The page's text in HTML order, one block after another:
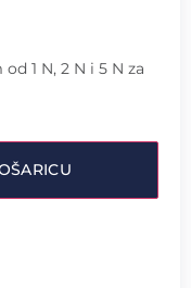
1 N, 2 N i 5 N za